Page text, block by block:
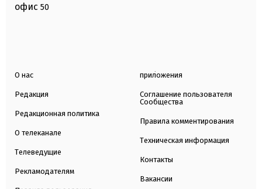
офис 50
О нас
Редакция
Редакционная политика
О телеканале
Телеведущие
Рекламодателям
приложения
Соглашение пользователя
Сообщества
Правила комментирования
Техническая информация
Контакты
Вакансии